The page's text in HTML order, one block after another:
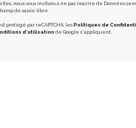
nous vous invitons à ne pas inscrire de Données
de saisie libre.
protégé par reCAPTCHA, lesPolitiques de
d'utilisation de Google s'appliquent.